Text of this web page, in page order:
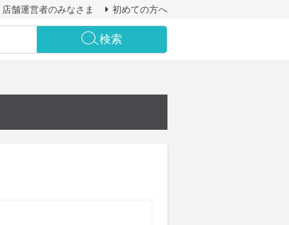
店舗運営者のみなさま 初めての方へ
検索